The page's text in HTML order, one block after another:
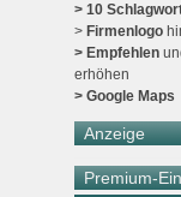
> 10
> Firmenlogo
> Empfehlen
erhöhen
> Google Maps
Anzeige
Premium-